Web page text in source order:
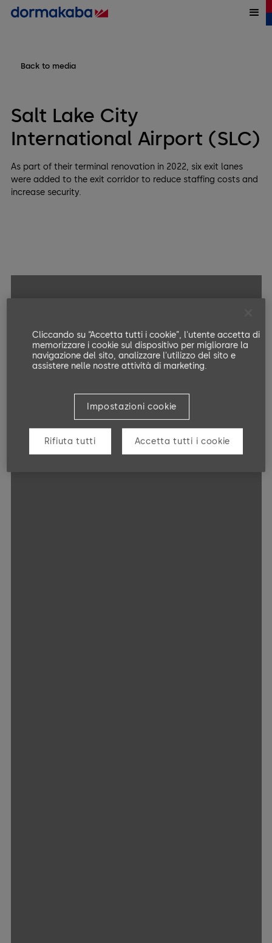
Back to media
Salt Lake City
International Airport (SLC)
As part of their terminal renovation in 2022, six exit lanes
were added to the exit corridor to reduce staffing costs and
increase security.
Cliccando su “Accetta tutti i cookie”, l'utente accetta di
memorizzare i cookie sul dispositivo per migliorare la
navigazione del sito, analizzare l'utilizzo del sito e
assistere nelle nostre attività di marketing.
Impostazioni cookie
Rifiuta tutti Accetta tutti i cookie